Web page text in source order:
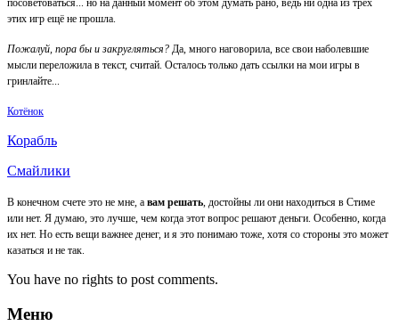
этих игр ещё не прошла.
Пожалуй, пора бы и закругляться? Да, много наговорила, все свои наболевшие
мысли переложила в текст, считай. Осталось только дать ссылки на мои игры в
гринлайте...
Котёнок
Корабль
Смайлики
В конечном счете это не мне, а вам решать , достойны ли они находиться в Стиме
или нет. Я думаю, это лучше, чем когда этот вопрос решают деньги. Особенно, когда
их нет. Но есть вещи важнее денег, и я это понимаю тоже, хотя со стороны это может
казаться и не так.
You have no rights to post comments.
Меню